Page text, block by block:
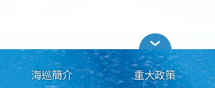
海巡簡介 重大政策